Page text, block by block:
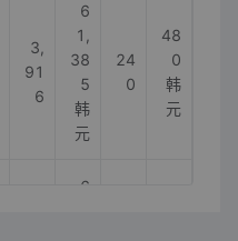
3,
91
6
6
1,
38
5
韩
元
24
0
48
0
韩
元
6